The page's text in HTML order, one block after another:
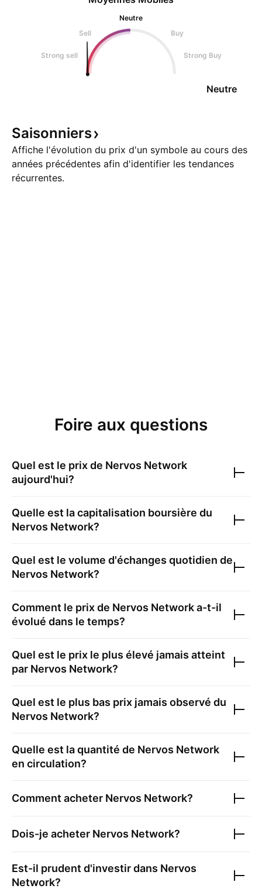
Neutre
Sell
Buy
Strong sell Strong Buy
Neutre
Saisonniers
Affiche l'évolution du prix d'un symbole au cours des
années précédentes afin d'identifier les tendances
récurrentes.
Foire aux questions
Quel est le prix de Nervos Network
aujourd'hui?
Quelle est la capitalisation boursière du
Nervos Network?
Quel est le volume d'échanges quotidien de
Nervos Network?
Comment le prix de Nervos Networka-t-il
évolué dans le temps?
Quel est le prix le plus élevé jamais atteint
par Nervos Network?
Quel est le plus bas prix jamais observé du
Nervos Network?
Quelle est la quantité de Nervos Network
en circulation?
Comment acheter Nervos Network?
Dois-je acheter Nervos Network?
Est-il prudent d'investir dans Nervos
Network?